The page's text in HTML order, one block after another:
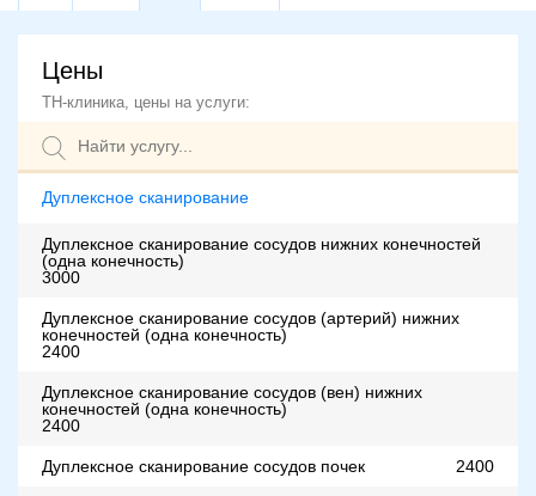
Цены
ТН-клиника, цены на услуги:
Дуплексное сканирование
Дуплексное сканирование сосудов нижних конечностей
(одна конечность)
3000
Дуплексное сканирование сосудов (артерий) нижних
конечностей (одна конечность)
2400
Дуплексное сканирование сосудов (вен) нижних
конечностей (одна конечность)
2400
Дуплексное сканирование сосудов почек 2400